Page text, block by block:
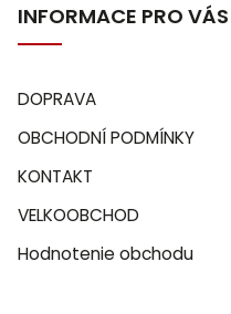
INFORMACE PRO VÁS
DOPRAVA
OBCHODNÍ PODMÍNKY
KONTAKT
VELKOOBCHOD
Hodnotenie obchodu